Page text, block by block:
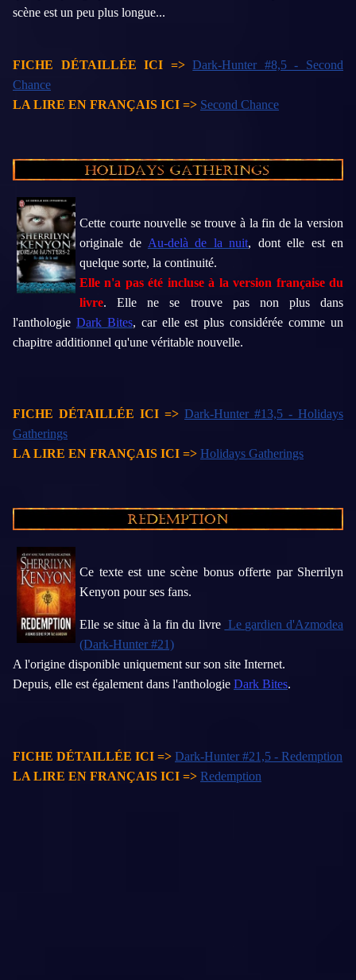
scène est un peu plus longue...
FICHE DÉTAILLÉE ICI => Dark-Hunter #8,5 - Second
Chance
LA LIRE EN FRANÇAIS ICI => Second Chance
Cette courte nouvelle se trouve à la fin de la version
originale de Au-delà de la nuit, dont elle est en
quelque sorte, la continuité.
Elle n'a pas été incluse à la version française du
livre. Elle ne se trouve pas non plus dans
l'anthologie Dark Bites, car elle est plus considérée comme un
chapitre additionnel qu'une véritable nouvelle.
FICHE DÉTAILLÉE ICI => Dark-Hunter #13,5 - Holidays
Gatherings
LA LIRE EN FRANÇAIS ICI => Holidays Gatherings
Ce texte est une scène bonus offerte par Sherrilyn
Kenyon pour ses fans.
Elle se situe à la fin du livre Le gardien d'Azmodea
(Dark-Hunter #21)
A l'origine disponible uniquement sur son site Internet.
Depuis, elle est également dans l'anthologie Dark Bites.
FICHE DÉTAILLÉE ICI => Dark-Hunter #21,5 - Redemption
LA LIRE EN FRANÇAIS ICI => Redemption